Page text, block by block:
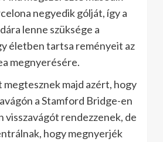
negyedik gólját, így a
lenne szüksége a
életben tartsa reményeit az
megnyerésére.
megtesznek majd azért, hogy
a Stamford Bridge-en
visszavágót rendezzenek, de
hogy megnyerjék